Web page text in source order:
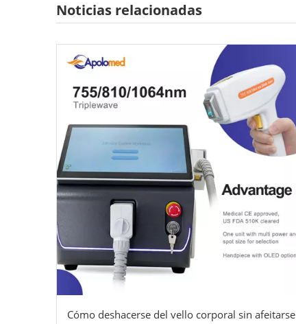
Noticias relacionadas
Cómo deshacerse del vello corporal sin afeitarse